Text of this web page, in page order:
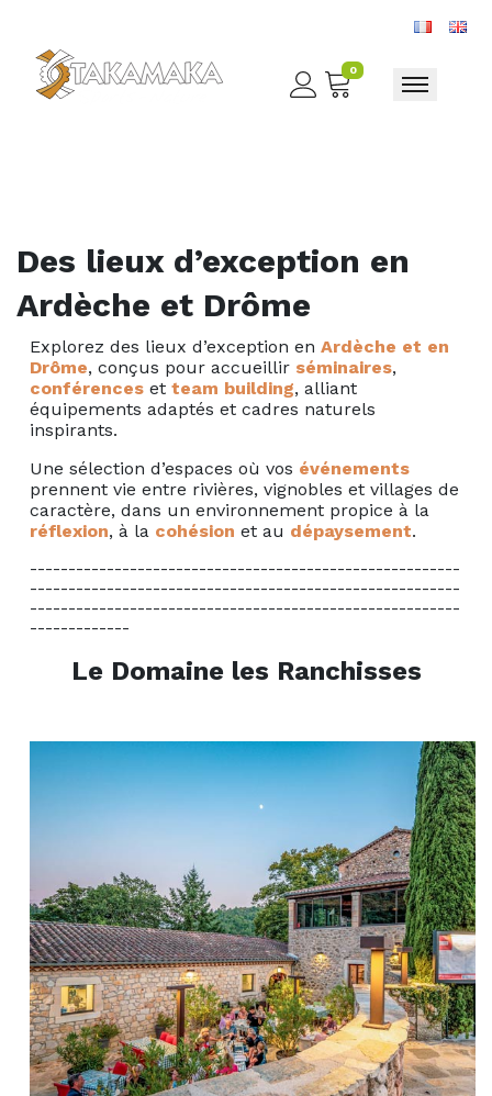
0
Toggle
Des lieux d’exception en
Ardèche et Drôme
Explorez des lieux d’exception en Ardèche et en
Drôme, conçus pour accueillir séminaires,
conférences et team building, alliant
équipements adaptés et cadres naturels
inspirants.
Une sélection d’espaces où vos événements
prennent vie entre rivières, vignobles et villages de
caractère, dans un environnement propice à la
réflexion, à la cohésion et au dépaysement.
--------------------------------------------------------
--------------------------------------------------------
--------------------------------------------------------
-------------
Le Domaine les Ranchisses